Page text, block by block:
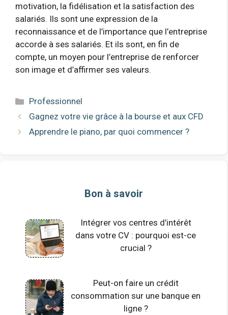
motivation, la fidélisation et la satisfaction des
salariés. Ils sont une expression de la
reconnaissance et de l’importance que l’entreprise
accorde à ses salariés. Et ils sont, en fin de
compte, un moyen pour l’entreprise de renforcer
son image et d’affirmer ses valeurs.
Catégories
Professionnel
Gagnez votre vie grâce à la bourse et aux CFD
Apprendre le piano, par quoi commencer ?
Bon à savoir
Intégrer vos centres d’intérêt
dans votre CV : pourquoi est-ce
crucial ?
Peut-on faire un crédit
consommation sur une banque en
ligne ?